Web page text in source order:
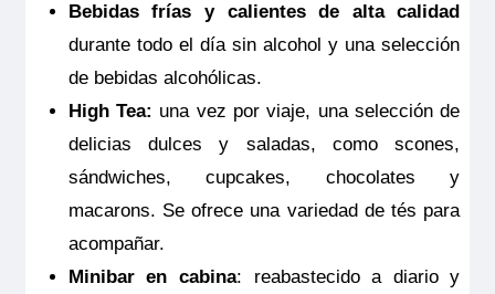
en la propia agencia donde se emitió el
seguro.
Bebidas frías y calientes de alta calidad
durante todo el día sin alcohol y una selección
de bebidas alcohólicas.
High Tea: una vez por viaje, una selección de
delicias dulces y saladas, como scones,
sándwiches, cupcakes, chocolates y
macarons. Se ofrece una variedad de tés para
acompañar.
Minibar en cabina: reabastecido a diario y